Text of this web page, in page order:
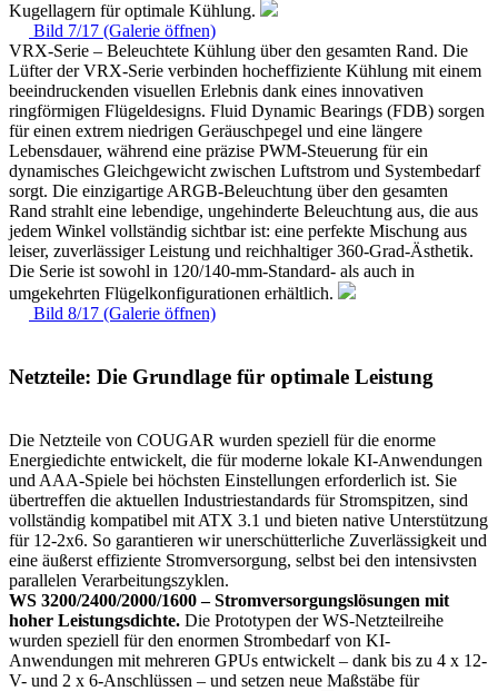
Kugellagern für optimale Kühlung.
Bild 7/17 (Galerie öffnen)
VRX-Serie – Beleuchtete Kühlung über den gesamten Rand. Die
Lüfter der VRX-Serie verbinden hocheffiziente Kühlung mit einem
beeindruckenden visuellen Erlebnis dank eines innovativen
ringförmigen Flügeldesigns. Fluid Dynamic Bearings (FDB) sorgen
für einen extrem niedrigen Geräuschpegel und eine längere
Lebensdauer, während eine präzise PWM-Steuerung für ein
dynamisches Gleichgewicht zwischen Luftstrom und Systembedarf
sorgt. Die einzigartige ARGB-Beleuchtung über den gesamten
Rand strahlt eine lebendige, ungehinderte Beleuchtung aus, die aus
jedem Winkel vollständig sichtbar ist: eine perfekte Mischung aus
leiser, zuverlässiger Leistung und reichhaltiger 360-Grad-Ästhetik.
Die Serie ist sowohl in 120/140-mm-Standard- als auch in
umgekehrten Flügelkonfigurationen erhältlich.
Bild 8/17 (Galerie öffnen)
Netzteile: Die Grundlage für optimale Leistung
Die Netzteile von COUGAR wurden speziell für die enorme
Energiedichte entwickelt, die für moderne lokale KI-Anwendungen
und AAA-Spiele bei höchsten Einstellungen erforderlich ist. Sie
übertreffen die aktuellen Industriestandards für Stromspitzen, sind
vollständig kompatibel mit ATX 3.1 und bieten native Unterstützung
für 12-2x6. So garantieren wir unerschütterliche Zuverlässigkeit und
eine äußerst effiziente Stromversorgung, selbst bei den intensivsten
parallelen Verarbeitungszyklen.
WS 3200/2400/2000/1600 – Stromversorgungslösungen mit
hoher Leistungsdichte. Die Prototypen der WS-Netzteilreihe
wurden speziell für den enormen Strombedarf von KI-
Anwendungen mit mehreren GPUs entwickelt – dank bis zu 4 x 12-
V- und 2 x 6-Anschlüssen – und setzen neue Maßstäbe für